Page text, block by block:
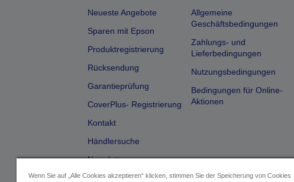
Neueste Angebote
Sparen mit Epson
Produktregistrierung
Rücksendung
Garantieprüfung
CoverPlus- Registrierung
Kontakt
Händlersuche
Newsletter
Allgemeine
Geschäftsbedingungen
Zahlungs- und
Lieferbedingungen
Nutzungsbedingungen
Bedingungen für Online-
Aktionen
Wenn Sie auf „Alle Cookies akzeptieren“ klicken, stimmen Sie der Speicherung von Cookies